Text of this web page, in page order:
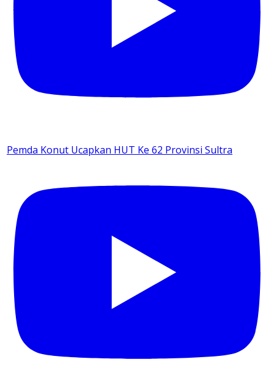
Pemda Konut Ucapkan HUT Ke 62 Provinsi Sultra